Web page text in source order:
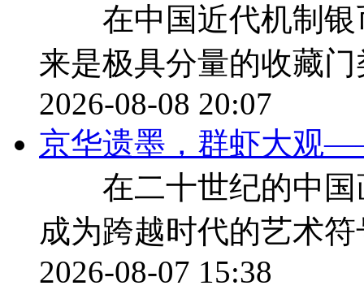
在中国近代机制银
来是极具分量的收藏
2026-08-08 20:07
京华遗墨，群虾大观
在二十世纪的中国
成为跨越时代的艺术
2026-08-07 15:38